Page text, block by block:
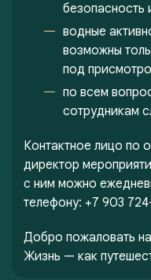
безопасность
водные
возможны
под
по всем
сотрудникам
Контактное лицо по
директор
с ним можно
телефону: +7 903
Добро пожаловать
Жизнь — как